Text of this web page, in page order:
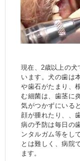
現在、2歳以上の犬
います。犬の歯は
や歯石がたまり、
む細菌は、歯茎に
気がつかずにいる
顔が腫れたり、、
病の予防は毎日の
ンタルガム等をし
とは難しく、病院
ます。